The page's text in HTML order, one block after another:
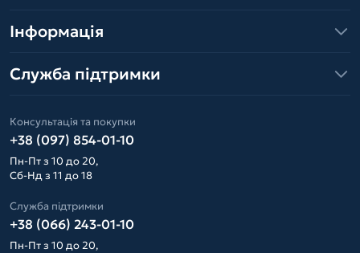
Інформація
Служба підтримки
Консультація та покупки
+38 (097) 854-01-10
Пн-Пт з 10 до 20,
Сб-Нд з 11 до 18
Служба підтримки
+38 (066) 243-01-10
Пн-Пт з 10 до 20,